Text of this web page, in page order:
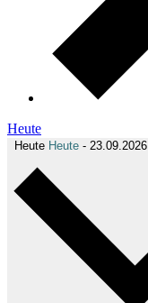
Heute
Heute Heute - 23.09.2026